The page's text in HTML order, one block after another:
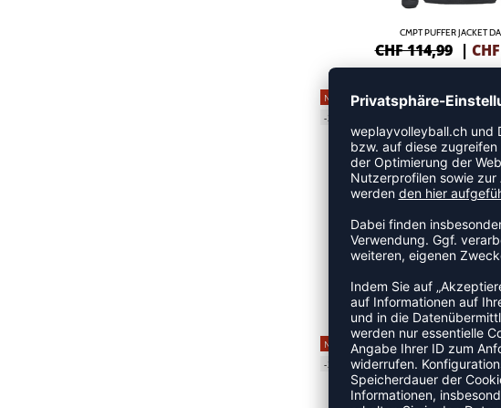
CMPT PUFFER JACKET
CHF 114,99 | CHF
NEW
-35%
CMPT PUFFER JACKET
CHF 114,99 |CHF
NEW
-35%